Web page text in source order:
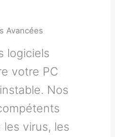
Avancées
logiciels
votre PC
Nos
virus, les